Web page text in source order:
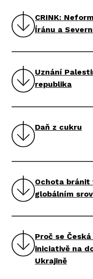
CRINK:
Íránu a
Uznání
republika
Daň z cukru
Ochota bránit
globálním
Proč se
iniciativě na
Ukrajině